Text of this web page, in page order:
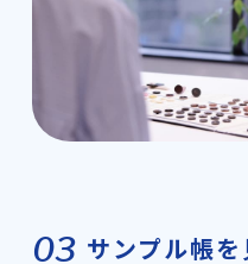
03 サンプル帳